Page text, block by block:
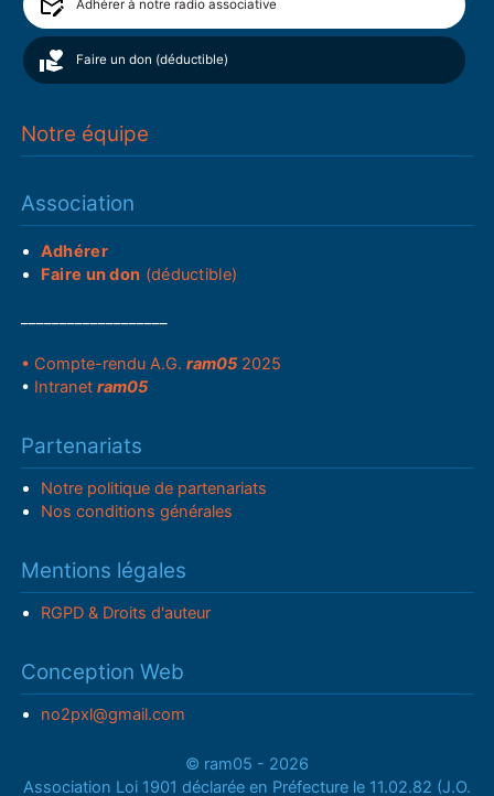
Adhérer à notre radio associative
Faire un don (déductible)
Notre équipe
Association
Adhérer
Faire un don (déductible)
• Compte-rendu A.G.ram05 2025
• Intranetram05
Partenariats
Notre politique de partenariats
Nos conditions générales
Mentions légales
RGPD & Droits d'auteur
Conception Web
no2pxl@gmail.com
© ram05 - 2026
Association Loi 1901 déclarée en Préfecture le 11.02.82 (J.O.